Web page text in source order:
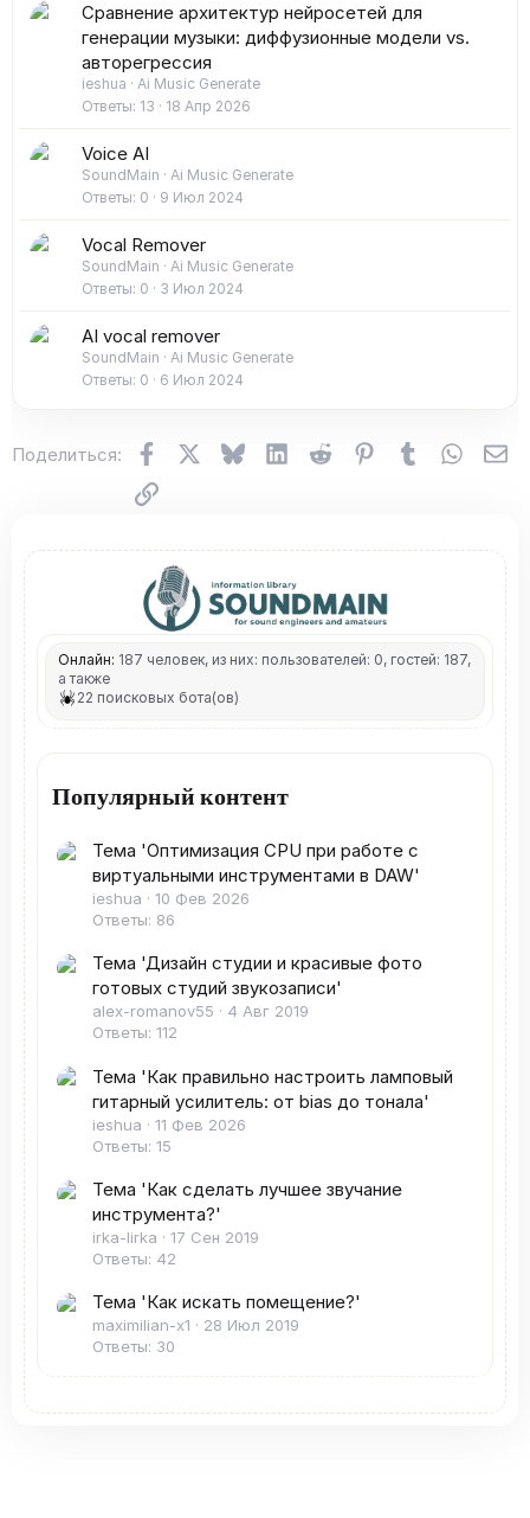
Сравнение архитектур нейросетей для
генерации музыки: диффузионные модели vs.
авторегрессия
ieshua
Ai Music Generate
Ответы 13 18 Апр 2026
Voice AI
SoundMain
Ai Music Generate
Ответы 0 9 Июл 2024
Vocal Remover
SoundMain
Ai Music Generate
Ответы 0 3 Июл 2024
AI vocal remover
SoundMain
Ai Music Generate
Ответы 0 6 Июл 2024
Поделиться: FacebookX (Twitter)
BlueskyLinkedInReddit Pinterest
Tumblr
Ссылка
Онлайн: 187 человек, из них: пользователей: 0, гостей: 187,
а также
22 поисковых бота(ов)
Популярный контент
Тема 'Оптимизация CPU при работе с
виртуальными инструментами в DAW'
ieshua
10 Фев 2026
Ответы: 86
Тема 'Дизайн студии и красивые фото
готовых студий звукозаписи'
alex-romanov55
4 Авг 2019
Ответы: 112
Тема 'Как правильно настроить ламповый
гитарный усилитель: от bias до тонала'
ieshua
11 Фев 2026
Ответы: 15
Тема 'Как сделать лучшее звучание
инструмента?'
irka-lirka
17 Сен 2019
Ответы: 42
Тема 'Как искать помещение?'
maximilian-x1
28 Июл 2019
Ответы: 30